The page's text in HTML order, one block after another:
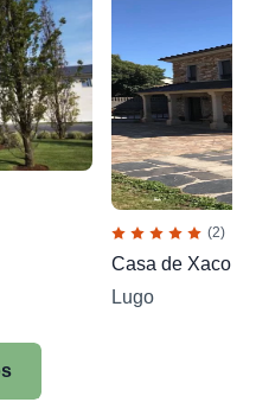
(2)
Casa de Xacobe
Lugo